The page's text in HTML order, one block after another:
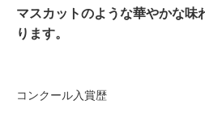
マスカットのような華やかな味
ります。
コンクール入賞歴